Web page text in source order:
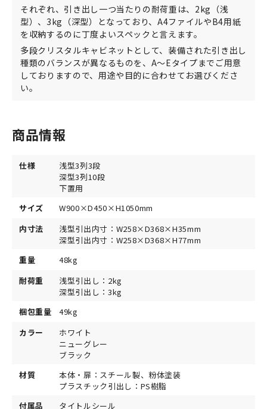
それぞれ、引き出し一つ当たりの耐荷重は、2kg（浅
型）、3kg（深型）となっており、A4ファイルやB4用紙
を収納するのに丁度よいスペックと言えます。
多段クリスタルキャビネットとして、装備された引き出し
種類のバランスが異なるものを、A～Eタイプまでご用意
しておりますので、用途や目的に合わせてお選びくださ
い。
商品情報
仕様
浅型3列3段
深型3列10段
下置用
サイズ
W900×D450×H1050mm
内寸法
浅型引出内寸：W258×D368×H35mm
深型引出内寸：W258×D368×H77mm
重量
48kg
耐荷重
浅型引出し：2kg
深型引出し：3kg
梱包重量
49kg
カラー
ホワイト
ニューグレー
ブラック
材質
本体・扉：スチール製、粉体塗装
プラスチック引出し：PS樹脂
付属品
タイトルシール